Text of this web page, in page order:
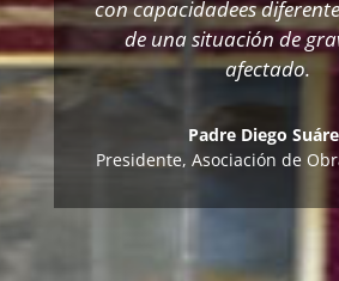
con capacidadees
de una situación de
afectado.
Padre Diego
Presidente, Asociación de